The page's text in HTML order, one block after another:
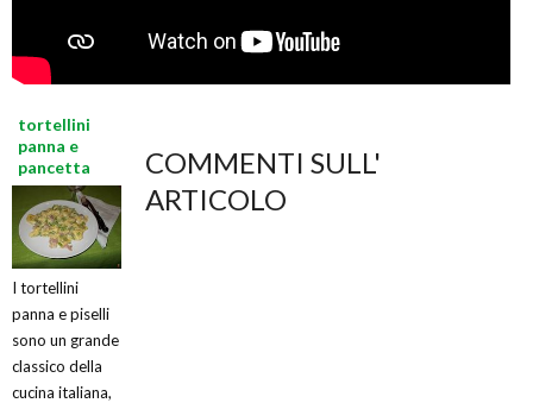
tortellini
panna e
pancetta
I tortellini
panna e piselli
sono un grande
classico della
cucina italiana,
COMMENTI SULL'
ARTICOLO